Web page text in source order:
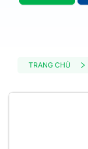
TRANG CHỦ